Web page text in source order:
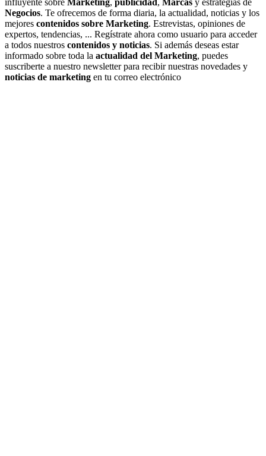
influyente sobre Marketing, publicidad , Marcas y estrategias de
Negocios. Te ofrecemos de forma diaria, la actualidad, noticias y los
mejores contenidos sobre Marketing. Estrevistas, opiniones de
expertos, tendencias, ... Regístrate ahora como usuario para acceder
a todos nuestros contenidos y noticias. Si además deseas estar
informado sobre toda la actualidad del Marketing, puedes
suscriberte a nuestro newsletter para recibir nuestras novedades y
noticias de marketing en tu correo electrónico